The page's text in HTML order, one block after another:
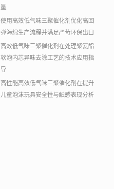
量
使用高效低气味三聚催化剂优化高回
弹海绵生产流程并满足严苛环保出口
高效低气味三聚催化剂在处理聚氨酯
软泡内芯异味去除工艺的技术应用指
导
高性能高效低气味三聚催化剂在提升
儿童泡沫玩具安全性与触感表现分析